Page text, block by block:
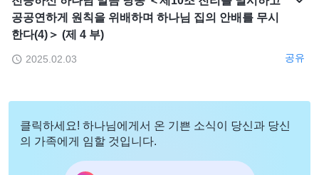
공공연하게 원칙을 위배하며 하나님 집의 안배를 무시
한다(4)＞ (제 4 부)
2025.02.03 공유
클릭하세요! 하나님에게서 온 기쁜 소식이 당신과 당신
의 가족에게 임할 것입니다.